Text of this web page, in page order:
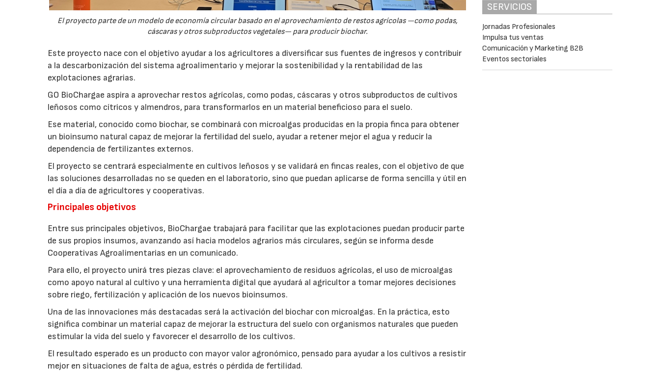
El proyecto parte de un modelo de economía circular basado en el aprovechamiento de restos agrícolas —como podas,
cáscaras y otros subproductos vegetales— para producir biochar.
Este proyecto nace con el objetivo ayudar a los agricultores a diversificar sus fuentes de ingresos y contribuir
a la descarbonización del sistema agroalimentario y mejorar la sostenibilidad y la rentabilidad de las
explotaciones agrarias.
GO BioChargae aspira a aprovechar restos agrícolas, como podas, cáscaras y otros subproductos de cultivos
leñosos como cítricos y almendros, para transformarlos en un material beneficioso para el suelo.
Ese material, conocido como biochar, se combinará con microalgas producidas en la propia finca para obtener
un bioinsumo natural capaz de mejorar la fertilidad del suelo, ayudar a retener mejor el agua y reducir la
dependencia de fertilizantes externos.
El proyecto se centrará especialmente en cultivos leñosos y se validará en fincas reales, con el objetivo de que
las soluciones desarrolladas no se queden en el laboratorio, sino que puedan aplicarse de forma sencilla y útil en
el día a día de agricultores y cooperativas.
Principales objetivos
Entre sus principales objetivos, BioChargae trabajará para facilitar que las explotaciones puedan producir parte
de sus propios insumos, avanzando así hacia modelos agrarios más circulares, según se informa desde
Cooperativas Agroalimentarias en un comunicado.
Para ello, el proyecto unirá tres piezas clave: el aprovechamiento de residuos agrícolas, el uso de microalgas
como apoyo natural al cultivo y una herramienta digital que ayudará al agricultor a tomar mejores decisiones
sobre riego, fertilización y aplicación de los nuevos bioinsumos.
Una de las innovaciones más destacadas será la activación del biochar con microalgas. En la práctica, esto
significa combinar un material capaz de mejorar la estructura del suelo con organismos naturales que pueden
estimular la vida del suelo y favorecer el desarrollo de los cultivos.
El resultado esperado es un producto con mayor valor agronómico, pensado para ayudar a los cultivos a resistir
mejor en situaciones de falta de agua, estrés o pérdida de fertilidad.
SERVICIOS
Jornadas Profesionales
Impulsa tus ventas
Comunicación y Marketing B2B
Eventos sectoriales